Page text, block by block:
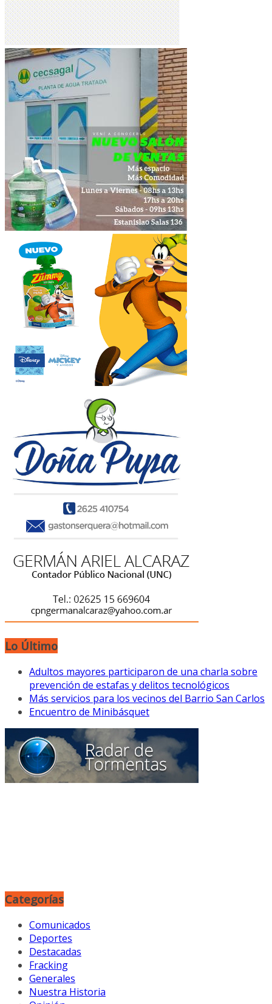
Lo Último
Adultos mayores participaron de una charla sobre
prevención de estafas y delitos tecnológicos
Más servicios para los vecinos del Barrio San Carlos
Encuentro de Minibásquet
Categorías
Comunicados
Deportes
Destacadas
Fracking
Generales
Nuestra Historia